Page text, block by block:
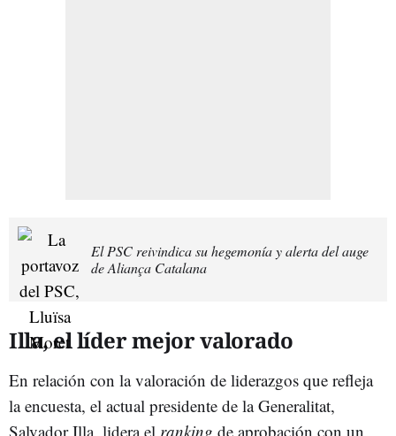
El PSC reivindica su hegemonía y alerta del auge
de Aliança Catalana
Illa, el líder mejor valorado
En relación con la valoración de liderazgos que refleja
la encuesta, el actual presidente de la Generalitat,
Salvador Illa, lidera el ranking de aprobación con un